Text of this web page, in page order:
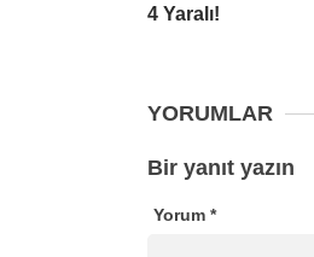
4 Yaralı!
YORUMLAR
Bir yanıt yazın
Yorum *